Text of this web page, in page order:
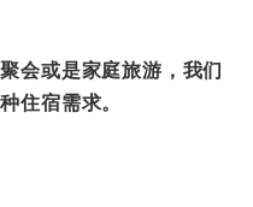
会或是家庭旅游，我们
住宿需求。